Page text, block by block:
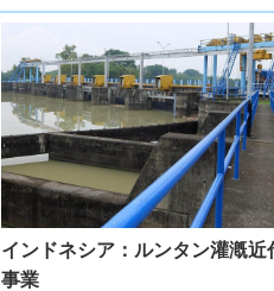
インドネシア：ルンタン灌漑近
事業